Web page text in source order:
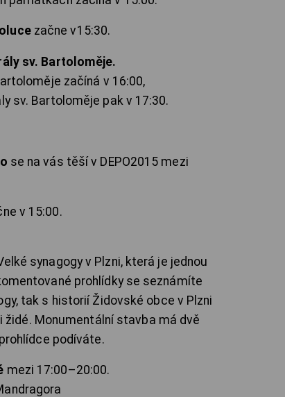
začne v15:30.
sv. Bartoloměje.
začíná v 16:00,
sv. Bartoloměje pak v 17:30.
se na vás těší v DEPO2015 mezi
v 15:00.
synagogy v Plzni, která je jednou
prohlídky se seznámíte
tak s historií Židovské obce v Plzni
Monumentální stavba má dvě
podíváte.
mezi 17:00–20:00.